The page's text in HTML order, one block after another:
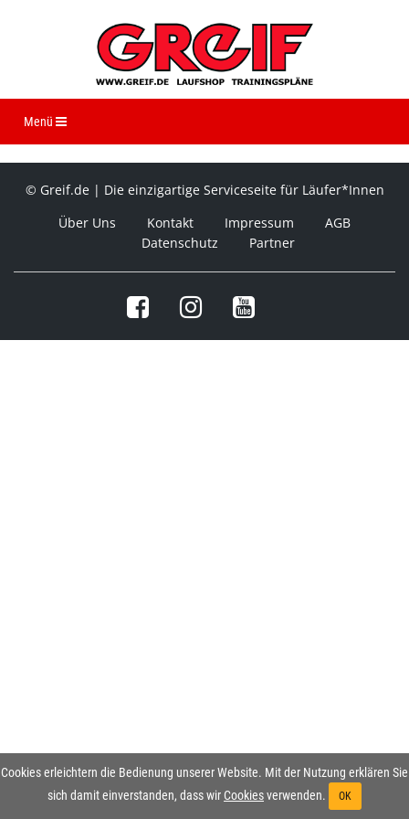
Menü Navigation ein-/ausblenden
© Greif.de | Die einzigartige Serviceseite für Läufer*Innen
Über Uns
Kontakt Impressum
AGB
Datenschutz
Partner
Cookies erleichtern die Bedienung unserer Website. Mit der Nutzung erklären Sie
sich damit einverstanden, dass wir Cookiesverwenden. OK